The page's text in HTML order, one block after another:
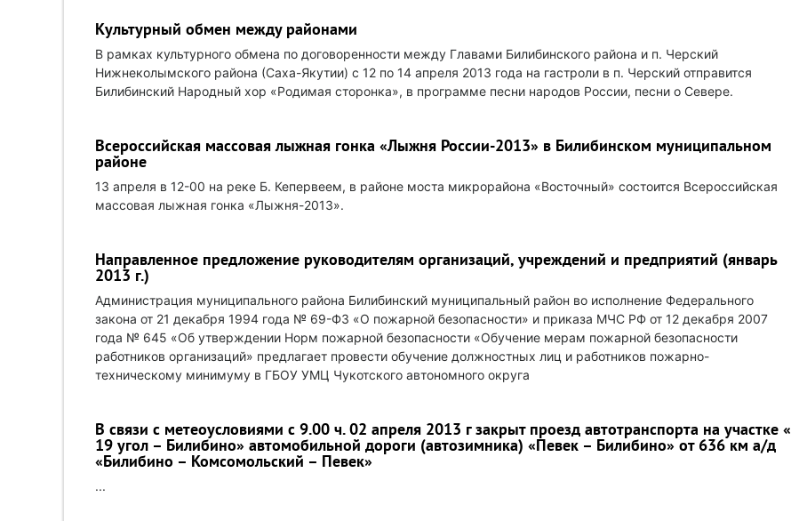
Культурный обмен между районами
В рамках культурного обмена по договоренности между Главами Билибинского района и п. Черский
Нижнеколымского района (Саха-Якутии) с 12 по 14 апреля 2013 года на гастроли в п. Черский отправится
Билибинский Народный хор «Родимая сторонка», в программе песни народов России, песни о Севере.
Всероссийская массовая лыжная гонка «Лыжня России-2013» в Билибинском муниципальном
районе
13 апреля в 12-00 на реке Б. Кепервеем, в районе моста микрорайона «Восточный» состоится Всероссийская
массовая лыжная гонка «Лыжня-2013».
Направленное предложение руководителям организаций, учреждений и предприятий (январь
2013 г.)
Администрация муниципального района Билибинский муниципальный район во исполнение Федерального
закона от 21 декабря 1994 года № 69-ФЗ «О пожарной безопасности» и приказа МЧС РФ от 12 декабря 2007
года № 645 «Об утверждении Норм пожарной безопасности «Обучение мерам пожарной безопасности
работников организаций» предлагает провести обучение должностных лиц и работников пожарно-
техническому минимуму в ГБОУ УМЦ Чукотского автономного округа
В связи с метеоусловиями с 9.00 ч. 02 апреля 2013 г закрыт проезд автотранспорта на участке «
19 угол – Билибино» автомобильной дороги (автозимника) «Певек – Билибино» от 636 км а/д
«Билибино – Комсомольский – Певек»
...